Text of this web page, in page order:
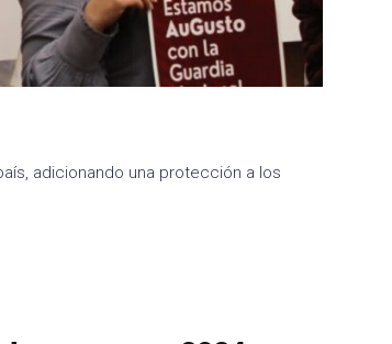
adicionando una protección a los